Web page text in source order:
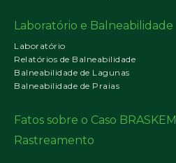
Laboratório e Balneabilidade
Laboratório
Relatórios de Balneabilidade
Balneabilidade de Lagunas
Balneabilidade de Praias
Fatos sobre o Caso BRASKEM
Rastreamento